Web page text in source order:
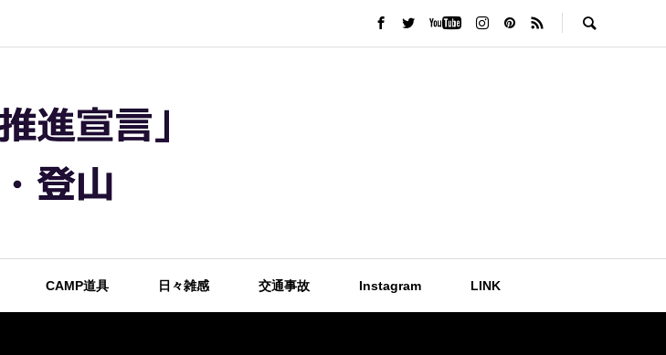
CAMP道具 日々雑感 交通事故 Instagram LINK